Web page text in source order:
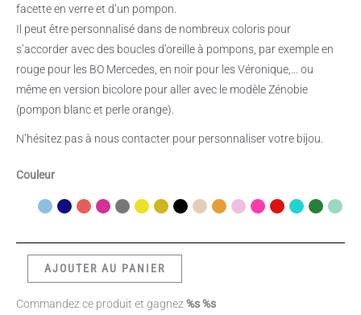
facette en verre et d’un pompon.
Il peut être personnalisé dans de nombreux coloris pour
s’accorder avec des boucles d’oreille à pompons, par exemple en
rouge pour les BO Mercedes, en noir pour les Véronique,… ou
même en version bicolore pour aller avec le modèle Zénobie
(pompon blanc et perle orange).
N’hésitez pas à nous contacter pour personnaliser votre bijou.
Couleur
AJOUTER AU PANIER
Commandez ce produit et gagnez %s %s